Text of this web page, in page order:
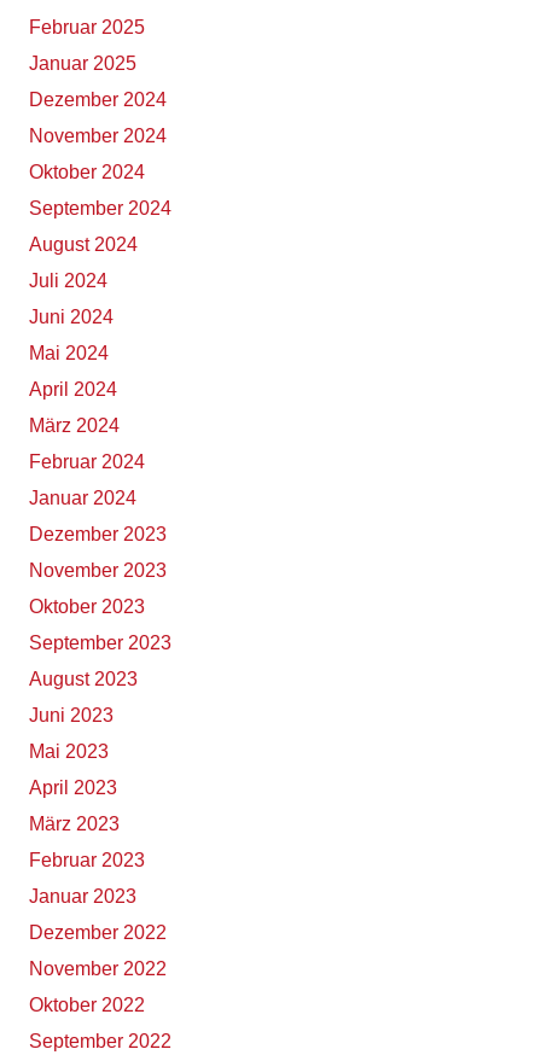
Februar 2025
Januar 2025
Dezember 2024
November 2024
Oktober 2024
September 2024
August 2024
Juli 2024
Juni 2024
Mai 2024
April 2024
März 2024
Februar 2024
Januar 2024
Dezember 2023
November 2023
Oktober 2023
September 2023
August 2023
Juni 2023
Mai 2023
April 2023
März 2023
Februar 2023
Januar 2023
Dezember 2022
November 2022
Oktober 2022
September 2022